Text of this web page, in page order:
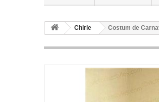
Chirie Costum de